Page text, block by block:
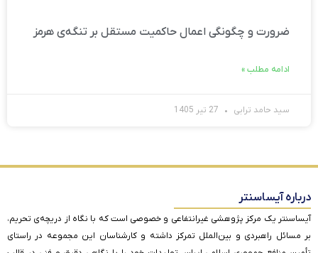
ضرورت و چگونگی اعمال حاکمیت مستقل بر تنگه‌ی هرمز
ادامه مطلب »
سید حامد ترابی
درباره آیساسنتر
آیساسنتر یک مرکز پژوهشی غیرانتفاعی و خصوصی است که با نگاه از دریچه‌ی تحریم،
بر مسائل راهبردی و بین‌الملل تمرکز داشته و کارشناسان این مجموعه در راستای